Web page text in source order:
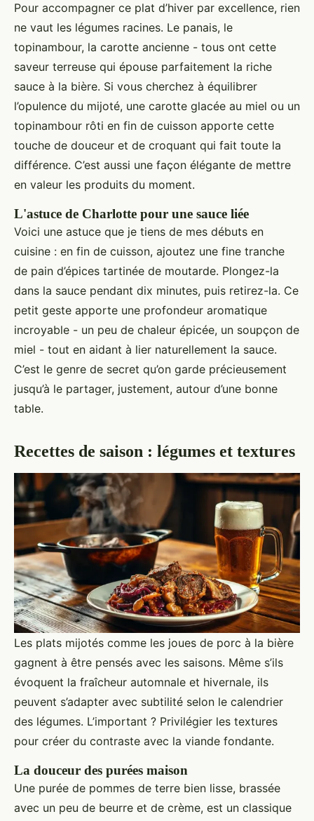
Pour accompagner ce plat d’hiver par excellence, rien
ne vaut les légumes racines. Le panais, le
topinambour, la carotte ancienne - tous ont cette
saveur terreuse qui épouse parfaitement la riche
sauce à la bière. Si vous cherchez à équilibrer
l’opulence du mijoté, une carotte glacée au miel ou un
topinambour rôti en fin de cuisson apporte cette
touche de douceur et de croquant qui fait toute la
différence. C’est aussi une façon élégante de mettre
en valeur les produits du moment.
L'astuce de Charlotte pour une sauce liée
Voici une astuce que je tiens de mes débuts en
cuisine : en fin de cuisson, ajoutez une fine tranche
de pain d’épices tartinée de moutarde. Plongez-la
dans la sauce pendant dix minutes, puis retirez-la. Ce
petit geste apporte une profondeur aromatique
incroyable - un peu de chaleur épicée, un soupçon de
miel - tout en aidant à lier naturellement la sauce.
C’est le genre de secret qu’on garde précieusement
jusqu’à le partager, justement, autour d’une bonne
table.
Recettes de saison : légumes et textures
Les plats mijotés comme les joues de porc à la bière
gagnent à être pensés avec les saisons. Même s’ils
évoquent la fraîcheur automnale et hivernale, ils
peuvent s’adapter avec subtilité selon le calendrier
des légumes. L’important ? Privilégier les textures
pour créer du contraste avec la viande fondante.
La douceur des purées maison
Une purée de pommes de terre bien lisse, brassée
avec un peu de beurre et de crème, est un classique